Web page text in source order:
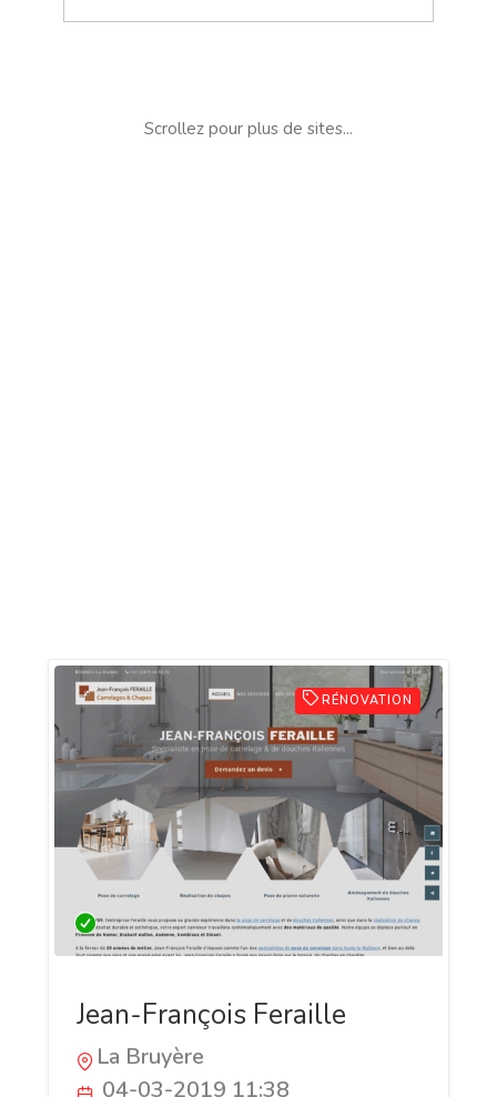
Scrollez pour plus de sites...
RÉNOVATION
Jean-François Feraille
La Bruyère
04-03-2019 11:38